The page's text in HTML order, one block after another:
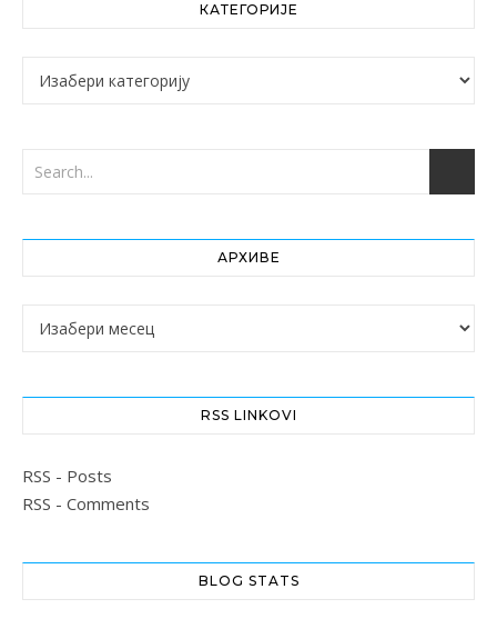
КАТЕГОРИЈЕ
Категорије
АРХИВЕ
Архиве
RSS LINKOVI
RSS - Posts
RSS - Comments
BLOG STATS